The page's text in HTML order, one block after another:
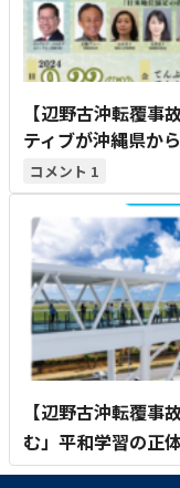
【辺野古沖転覆事
ティブが沖縄県か
1
【辺野古沖転覆事
む」平和学習の正